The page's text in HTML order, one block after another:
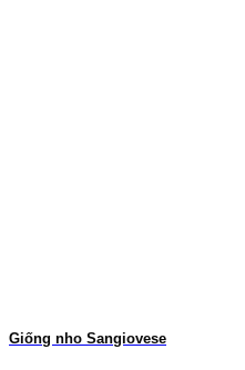
Giống nho Sangiovese